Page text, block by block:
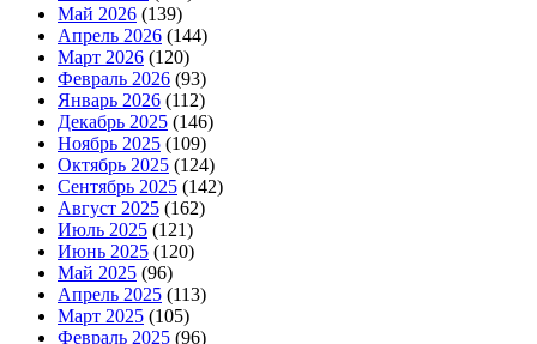
Май 2026 (139)
Апрель 2026 (144)
Март 2026 (120)
Февраль 2026 (93)
Январь 2026 (112)
Декабрь 2025 (146)
Ноябрь 2025 (109)
Октябрь 2025 (124)
Сентябрь 2025 (142)
Август 2025 (162)
Июль 2025 (121)
Июнь 2025 (120)
Май 2025 (96)
Апрель 2025 (113)
Март 2025 (105)
Февраль 2025 (96)